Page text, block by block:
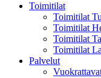
Toimitilat
Toimitilat
Toimitilat
Toimitilat
Toimitilat
Palvelut